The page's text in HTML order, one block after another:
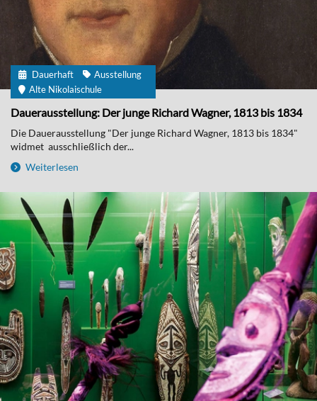
Dauerhaft
Ausstellung
Alte Nikolaischule
Dauerausstellung: Der junge Richard Wagner, 1813 bis 1834
Die Dauerausstellung "Der junge Richard Wagner, 1813 bis 1834"
widmet ausschließlich der...
Weiterlesen